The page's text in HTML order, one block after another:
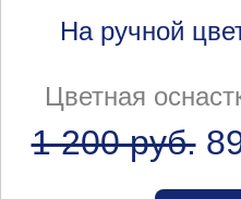
На ручной
Цветная
1 200 руб.